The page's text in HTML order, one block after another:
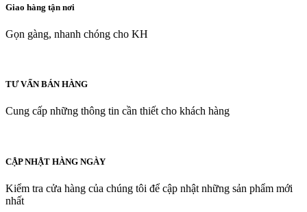
Giao hàng tận nơi
Gọn gàng, nhanh chóng cho KH
TƯ VẤN BÁN HÀNG
Cung cấp những thông tin cần thiết cho khách hàng
CẬP NHẬT HÀNG NGÀY
Kiểm tra cửa hàng của chúng tôi để cập nhật những sản phẩm mới
nhất